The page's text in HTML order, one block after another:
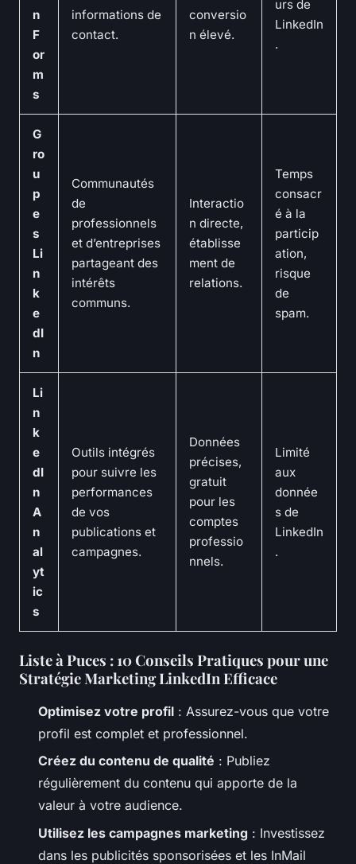
n
F
or
m
s
informations de
contact.
conversio
n élevé.
urs de
LinkedIn
.
G
ro
u
p
e
s
Li
n
k
e
dI
n
Communautés
de
professionnels
et d’entreprises
partageant des
intérêts
communs.
Interactio
n directe,
établisse
ment de
relations.
Temps
consacr
é à la
particip
ation,
risque
de
spam.
Li
n
k
e
dI
n
A
n
al
yt
ic
s
Outils intégrés
pour suivre les
performances
de vos
publications et
campagnes.
Données
précises,
gratuit
pour les
comptes
professio
nnels.
Limité
aux
donnée
s de
LinkedIn
.
Liste à Puces : 10 Conseils Pratiques pour une
Stratégie Marketing LinkedIn Efficace
Optimisez votre profil : Assurez-vous que votre
profil est complet et professionnel.
Créez du contenu de qualité : Publiez
régulièrement du contenu qui apporte de la
valeur à votre audience.
Utilisez les campagnes marketing : Investissez
dans les publicités sponsorisées et les InMail